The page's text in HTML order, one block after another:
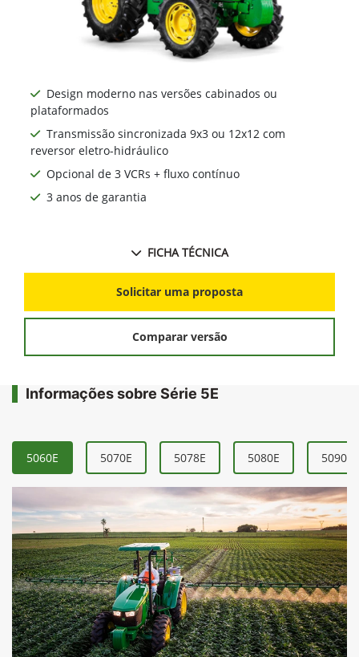
Design moderno nas versões cabinados ou
plataformados
Transmissão sincronizada 9x3 ou 12x12 com
reversor eletro-hidráulico
Opcional de 3 VCRs + fluxo contínuo
3 anos de garantia
FICHA TÉCNICA
Solicitar uma proposta
Comparar versão
Informações sobre Série 5E
5060E 5070E 5078E 5080E 5090E